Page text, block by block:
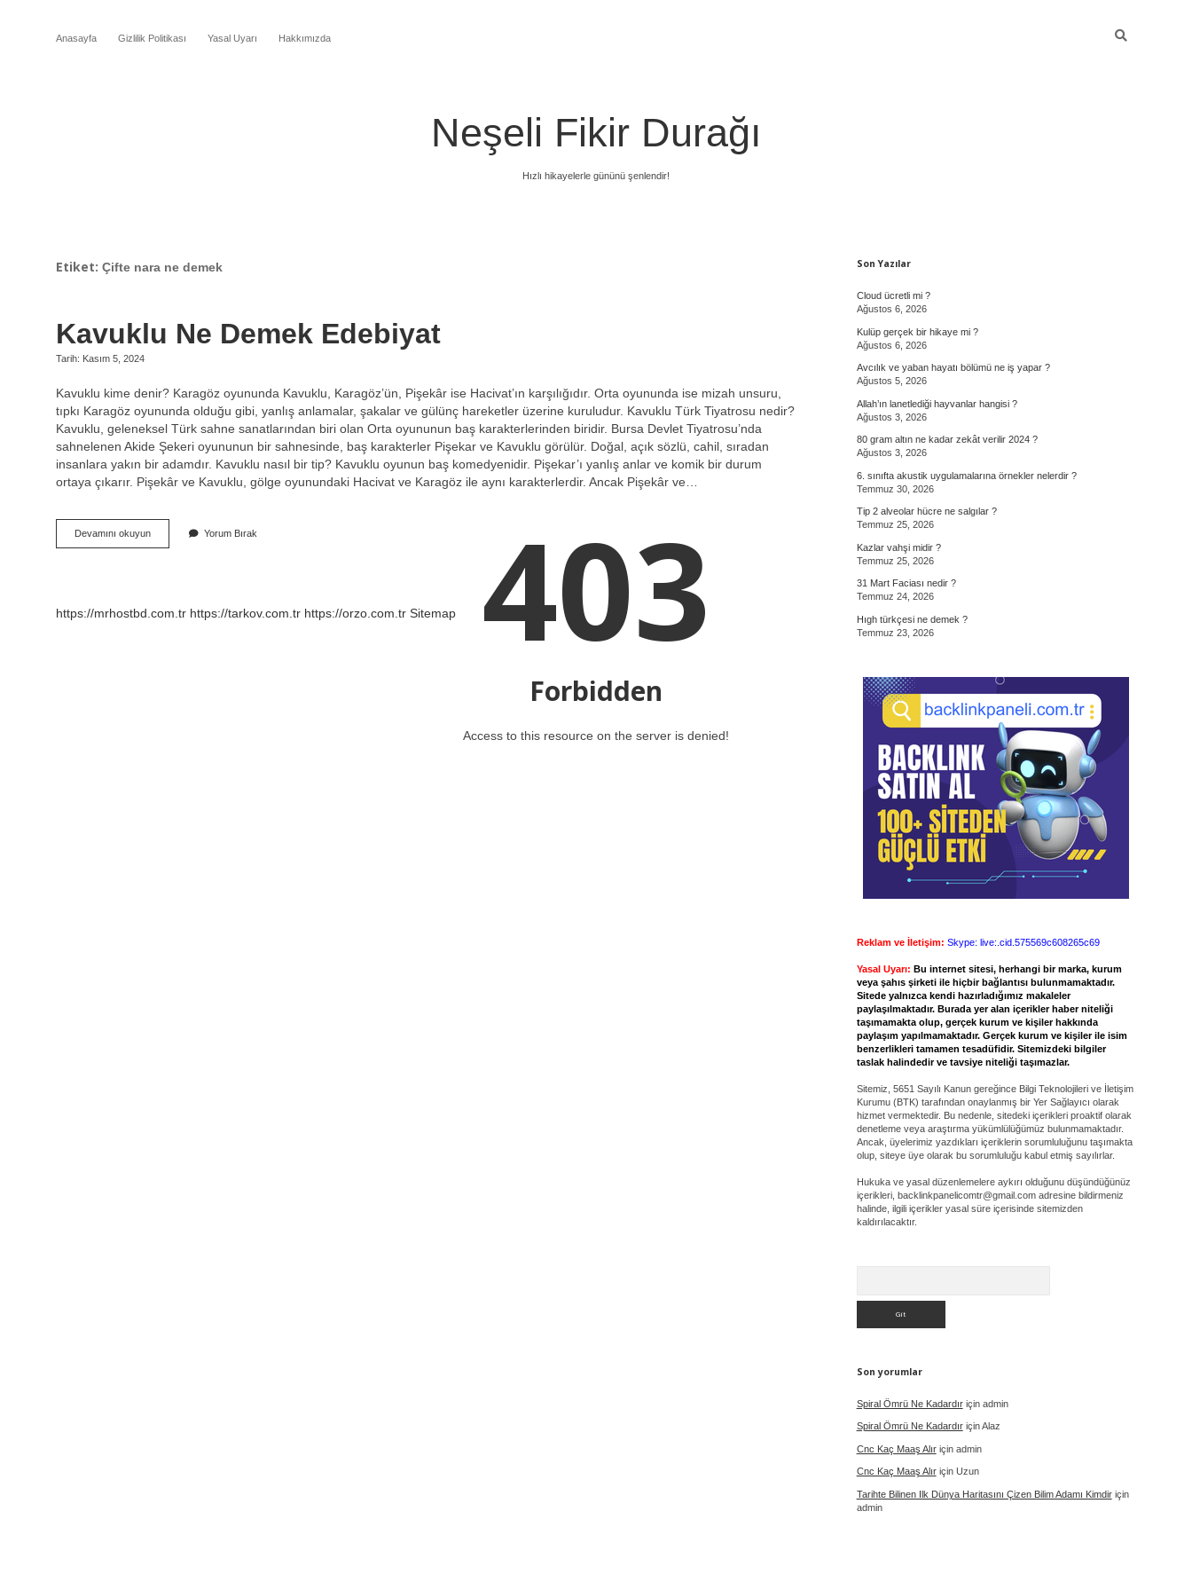
Anasayfa Gizlilik Politikası Yasal Uyarı Hakkımızda
Neşeli Fikir Durağı
Hızlı hikayelerle gününü şenlendir!
Etiket: Çifte nara ne demek
Kavuklu Ne Demek Edebiyat
Tarih: Kasım 5, 2024
Kavuklu kime denir? Karagöz oyununda Kavuklu, Karagöz’ün, Pişekâr ise Hacivat’ın karşılığıdır. Orta oyununda ise mizah unsuru,
tıpkı Karagöz oyununda olduğu gibi, yanlış anlamalar, şakalar ve gülünç hareketler üzerine kuruludur. Kavuklu Türk Tiyatrosu nedir?
Kavuklu, geleneksel Türk sahne sanatlarından biri olan Orta oyununun baş karakterlerinden biridir. Bursa Devlet Tiyatrosu’nda
sahnelenen Akide Şekeri oyununun bir sahnesinde, baş karakterler Pişekar ve Kavuklu görülür. Doğal, açık sözlü, cahil, sıradan
insanlara yakın bir adamdır. Kavuklu nasıl bir tip? Kavuklu oyunun baş komedyenidir. Pişekar’ı yanlış anlar ve komik bir durum
ortaya çıkarır. Pişekâr ve Kavuklu, gölge oyunundaki Hacivat ve Karagöz ile aynı karakterlerdir. Ancak Pişekâr ve…
Devamını okuyunKavuklu
Ne
Yorum Bırak
https://mrhostbd.com.tr https://tarkov.com.tr https://orzo.com.tr Sitemap
Sidebar
Son Yazılar
Cloud ücretli mi ?
Ağustos 6, 2026
Kulüp gerçek bir hikaye mi ?
Ağustos 6, 2026
Avcılık ve yaban hayatı bölümü ne iş yapar ?
Ağustos 5, 2026
Allah’ın lanetlediği hayvanlar hangisi ?
Ağustos 3, 2026
80 gram altın ne kadar zekât verilir 2024 ?
Ağustos 3, 2026
6. sınıfta akustik uygulamalarına örnekler nelerdir ?
Temmuz 30, 2026
Tip 2 alveolar hücre ne salgılar ?
Temmuz 25, 2026
Kazlar vahşi midir ?
Temmuz 25, 2026
31 Mart Faciası nedir ?
Temmuz 24, 2026
Hıgh türkçesi ne demek ?
Temmuz 23, 2026
Reklam ve İletişim: Skype: live:.cid.575569c608265c69
Yasal Uyarı: Bu internet sitesi, herhangi bir marka, kurum
veya şahıs şirketi ile hiçbir bağlantısı bulunmamaktadır.
Sitede yalnızca kendi hazırladığımız makaleler
paylaşılmaktadır. Burada yer alan içerikler haber niteliği
taşımamakta olup, gerçek kurum ve kişiler hakkında
paylaşım yapılmamaktadır. Gerçek kurum ve kişiler ile isim
benzerlikleri tamamen tesadüfidir. Sitemizdeki bilgiler
taslak halindedir ve tavsiye niteliği taşımazlar.
Sitemiz, 5651 Sayılı Kanun gereğince Bilgi Teknolojileri ve İletişim
Kurumu (BTK) tarafından onaylanmış bir Yer Sağlayıcı olarak
hizmet vermektedir. Bu nedenle, sitedeki içerikleri proaktif olarak
denetleme veya araştırma yükümlülüğümüz bulunmamaktadır.
Ancak, üyelerimiz yazdıkları içeriklerin sorumluluğunu taşımakta
olup, siteye üye olarak bu sorumluluğu kabul etmiş sayılırlar.
Hukuka ve yasal düzenlemelere aykırı olduğunu düşündüğünüz
içerikleri, backlinkpanelicomtr@gmail.comadresine bildirmeniz
halinde, ilgili içerikler yasal süre içerisinde sitemizden
kaldırılacaktır.
Son yorumlar
Spiral Ömrü Ne Kadardıriçin admin
Spiral Ömrü Ne KadardıriçinAlaz
Cnc Kaç Maaş Alıriçin admin
Cnc Kaç Maaş Alıriçin Uzun
Tarihte Bilinen Ilk Dünya Haritasını Çizen Bilim Adamı Kimdiriçin
admin
403
Forbidden
Access to this resource on the server is denied!